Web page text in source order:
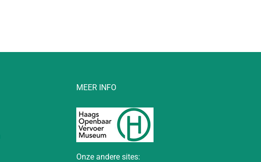
MEER INFO
Onze andere sites: